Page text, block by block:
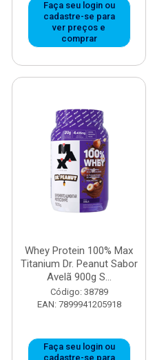
Faça seu login ou
cadastre-se para
ver preços e
comprar
Whey Protein 100% Max
Titanium Dr. Peanut Sabor
Avelã 900g S...
Código: 38789
EAN: 7899941205918
Faça seu login ou
cadastre-se para